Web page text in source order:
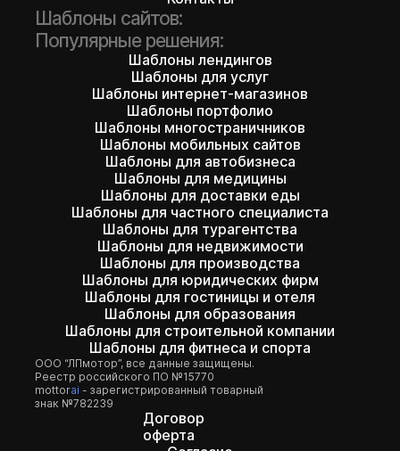
Шаблоны сайтов:
Популярные решения:
Шаблоны лендингов
Шаблоны для услуг
Шаблоны интернет-магазинов
Шаблоны портфолио
Шаблоны многостраничников
Шаблоны мобильных сайтов
Шаблоны для автобизнеса
Шаблоны для медицины
Шаблоны для доставки еды
Шаблоны для частного специалиста
Шаблоны для турагентства
Шаблоны для недвижимости
Шаблоны для производства
Шаблоны для юридических фирм
Шаблоны для гостиницы и отеля
Шаблоны для образования
Шаблоны для строительной компании
Шаблоны для фитнеса и спорта
ООО “ЛПмотор”, все данные защищены.
Реестр российского ПО №15770
mottorai - зарегистрированный товарный
знак №782239
Договор
оферта